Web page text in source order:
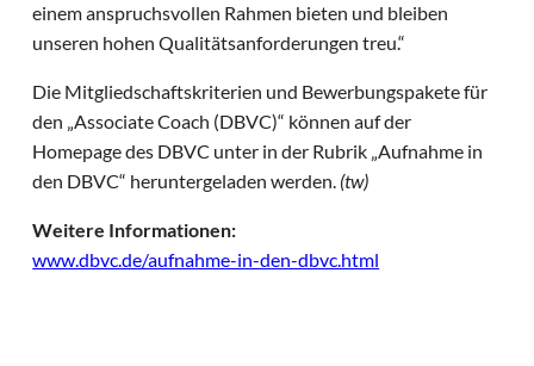
einem anspruchsvollen Rahmen bieten und bleiben
unseren hohen Qualitätsanforderungen treu.“
Die Mitgliedschaftskriterien und Bewerbungspakete für
den „Associate Coach (DBVC)“ können auf der
Homepage des DBVC unter in der Rubrik „Aufnahme in
den DBVC“ heruntergeladen werden. (tw)
Weitere Informationen:
www.dbvc.de/aufnahme-in-den-dbvc.html